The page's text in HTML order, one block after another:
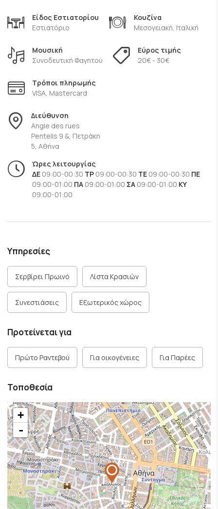
Tazzaσυνδυάζει χαλαρή ατμόσφαιρα και υψηλή
γαστρονομική εμπειρία, αποτελώντας ιδανική επιλογή για
χαλάρωσης στην καρδιά της Αθήνας.
Είδος Εστιατορίου
Εστιατόριο
Κουζίνα
Μεσογειακή, Ιταλική
Μουσική
Συνοδευτική Φαγητού
Εύρος τιμής
20€ - 30€
Τρόποι πληρωμής
VISA, Mastercard
Διεύθυνση
Angle des rues
Pentelis 9 &, Πετράκη
5, Αθήνα
Ώρες λειτουργίας
ΔΕ 09:00-00:30 ΤΡ 09:00-00:30 ΤΕ 09:00-00:30 ΠΕ
09:00-01:00 ΠΑ 09:00-01:00 ΣΑ 09:00-01:00 ΚΥ
09:00-01:00
Υπηρεσίες
Σερβίρει Πρωινό Λίστα Κρασιών
Συνεστιάσεις Εξωτερικός χώρος
Προτείνεται για
Πρώτο Ραντεβού Για οικογένειες Για Παρέες
Τοποθεσία
+
-